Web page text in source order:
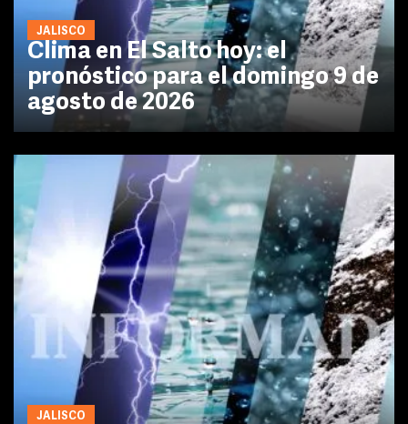
JALISCO
Clima en El Salto hoy: el
pronóstico para el domingo 9 de
agosto de 2026
JALISCO